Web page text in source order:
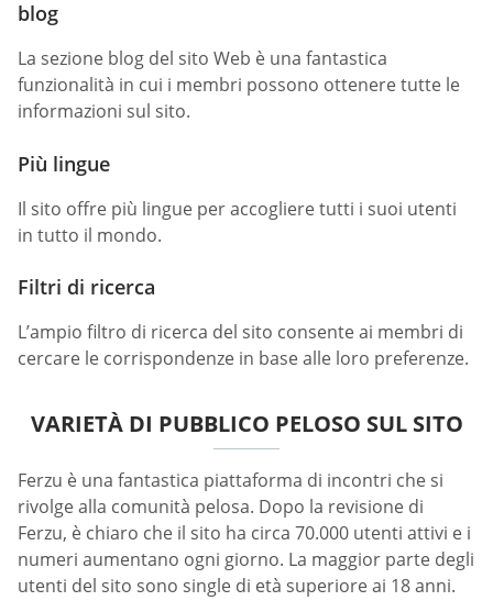
blog
La sezione blog del sito Web è una fantastica
funzionalità in cui i membri possono ottenere tutte le
informazioni sul sito.
Più lingue
Il sito offre più lingue per accogliere tutti i suoi utenti
in tutto il mondo.
Filtri di ricerca
L’ampio filtro di ricerca del sito consente ai membri di
cercare le corrispondenze in base alle loro preferenze.
VARIETÀ DI PUBBLICO PELOSO SUL SITO
Ferzu è una fantastica piattaforma di incontri che si
rivolge alla comunità pelosa. Dopo la revisione di
Ferzu, è chiaro che il sito ha circa 70.000 utenti attivi e i
numeri aumentano ogni giorno. La maggior parte degli
utenti del sito sono single di età superiore ai 18 anni.